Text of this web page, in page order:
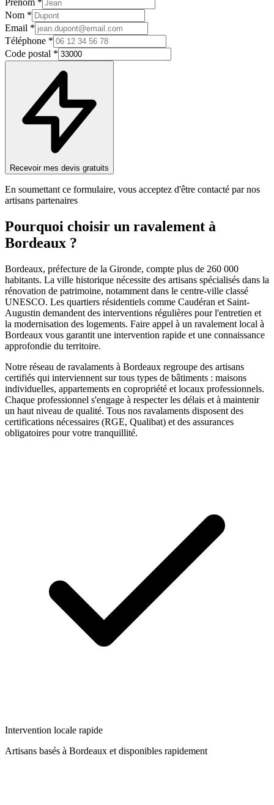
Prénom *
Nom *
Email *
Téléphone *
Code postal *
Recevoir mes devis gratuits
En soumettant ce formulaire, vous acceptez d'être contacté par nos
artisans partenaires
Pourquoi choisir un ravalement à
Bordeaux ?
Bordeaux, préfecture de la Gironde, compte plus de 260 000
habitants. La ville historique nécessite des artisans spécialisés dans la
rénovation de patrimoine, notamment dans le centre-ville classé
UNESCO. Les quartiers résidentiels comme Caudéran et Saint-
Augustin demandent des interventions régulières pour l'entretien et
la modernisation des logements. Faire appel à un ravalement local à
Bordeaux vous garantit une intervention rapide et une connaissance
approfondie du territoire.
Notre réseau de ravalaments à Bordeaux regroupe des artisans
certifiés qui interviennent sur tous types de bâtiments : maisons
individuelles, appartements en copropriété et locaux professionnels.
Chaque professionnel s'engage à respecter les délais et à maintenir
un haut niveau de qualité. Tous nos ravalaments disposent des
certifications nécessaires (RGE, Qualibat) et des assurances
obligatoires pour votre tranquillité.
Intervention locale rapide
Artisans basés à Bordeaux et disponibles rapidement